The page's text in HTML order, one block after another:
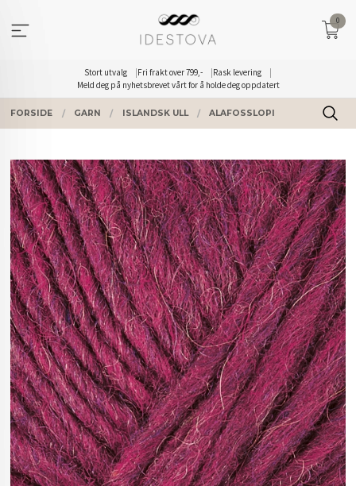
innholdet
Stort utvalg Fri frakt over 799,-
Rask levering
Meld deg på nyhetsbrevet vårt for å holde deg oppdatert
0
FORSIDE GARN ISLANDSK ULL ALAFOSSLOPI